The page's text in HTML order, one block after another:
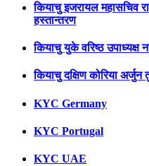
कियाचु इजरायल महासचिव
हस्तान्तरण
कियाचु युके वरिष्ठ उपाध्यक्ष
कियाचु दक्षिण कोरिया अर्जुन
KYC Germany
KYC Portugal
KYC UAE